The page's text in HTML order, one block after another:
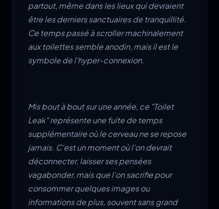
partout, même dans les lieux qui devraient
être les derniers sanctuaires de tranquillité.
Ce temps passé à scroller machinalement
aux toilettes semble anodin, mais il est le
symbole de l'hyper-connexion.
Mis bout à bout sur une année, ce "Toilet
Leak" représente une fuite de temps
supplémentaire où le cerveau ne se repose
jamais. C'est un moment où l'on devrait
déconnecter, laisser ses pensées
vagabonder, mais que l'on sacrifie pour
consommer quelques images ou
informations de plus, souvent sans grand